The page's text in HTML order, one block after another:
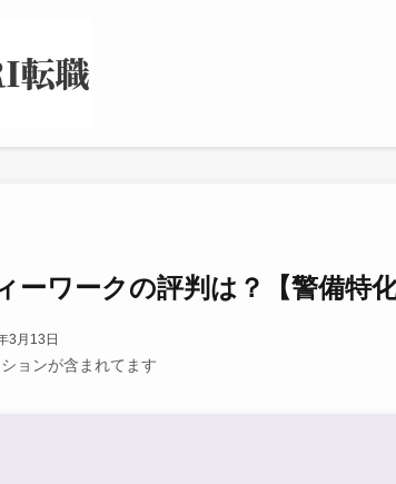
ーワークの評判は？【警備特
3月13日
ョンが含まれてます